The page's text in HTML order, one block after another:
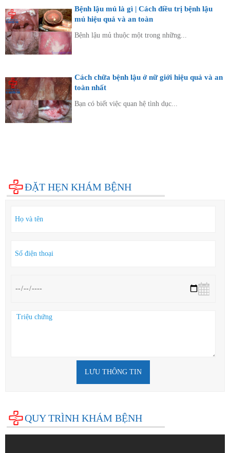
Bệnh lậu mủ là gì | Cách điều trị bệnh lậu
mủ hiệu quả và an toàn
Bệnh lậu mủ thuộc một trong những...
Cách chữa bệnh lậu ở nữ giới hiệu quả và an
toàn nhất
Bạn có biết việc quan hệ tình dục...
ĐẶT HẸN KHÁM BỆNH
LƯU THÔNG TIN
QUY TRÌNH KHÁM BỆNH